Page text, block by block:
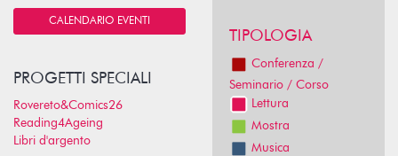
CALENDARIO EVENTI
PROGETTI SPECIALI
Rovereto&Comics26
Reading4Ageing
Libri d'argento
TIPOLOGIA
Conferenza /
Seminario / Corso
Lettura
Mostra
Musica